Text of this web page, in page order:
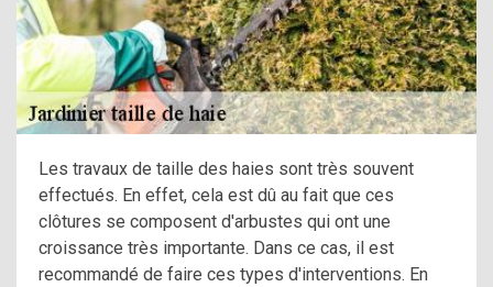
Les travaux de taille des haies sont très souvent
effectués. En effet, cela est dû au fait que ces
clôtures se composent d'arbustes qui ont une
croissance très importante. Dans ce cas, il est
recommandé de faire ces types d'interventions. En